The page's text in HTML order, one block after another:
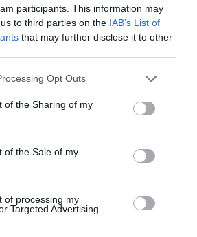
participants. This information may
to third parties on the IAB’s List of
that may further disclose it to other
Opt Outs
of the Sharing of my
of the Sale of my
of processing my
Targeted Advertising.
SUB-17 SUB-15 SUB-13
COMPETIÇÕES
INTERNACIONAIS
WSE CUP
MEN
WOMEN
WSE
TROPHY